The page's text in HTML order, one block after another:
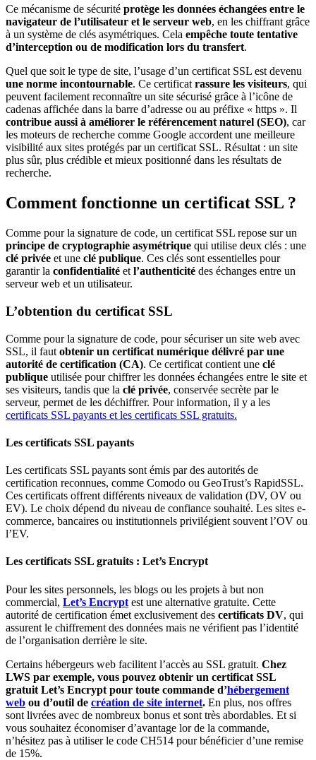
Ce mécanisme de sécurité protège les données échangées entre le
navigateur de l’utilisateur et le serveur web, en les chiffrant grâce
à un système de clés asymétriques. Cela empêche toute tentative
d’interception ou de modification lors du transfert.
Quel que soit le type de site, l’usage d’un certificat SSL est devenu
une norme incontournable. Ce certificat rassure les visiteurs, qui
peuvent facilement reconnaître un site sécurisé grâce à l’icône de
cadenas affichée dans la barre d’adresse ou au préfixe « https ». Il
contribue aussi à améliorer le référencement naturel (SEO), car
les moteurs de recherche comme Google accordent une meilleure
visibilité aux sites protégés par un certificat SSL. Résultat : un site
plus sûr, plus crédible et mieux positionné dans les résultats de
recherche.
Comment fonctionne un certificat SSL ?
Comme pour la signature de code, un certificat SSL repose sur un
principe de cryptographie asymétrique qui utilise deux clés : une
clé privée et une clé publique. Ces clés sont essentielles pour
garantir la confidentialité et l’authenticité des échanges entre un
serveur web et un utilisateur.
L’obtention du certificat SSL
Comme pour la signature de code, pour sécuriser un site web avec
SSL, il faut obtenir un certificat numérique délivré par une
autorité de certification (CA). Ce certificat contient une clé
publique utilisée pour chiffrer les données échangées entre le site et
ses visiteurs, tandis que la clé privée, conservée secrète par le
serveur, permet de les déchiffrer. Pour information, il y a les
certificats SSL payants et les certificats SSL gratuits.
Les certificats SSL payants
Les certificats SSL payants sont émis par des autorités de
certification reconnues, comme Comodo ou GeoTrust’s RapidSSL.
Ces certificats offrent différents niveaux de validation (DV, OV ou
EV). Le choix dépend du niveau de confiance souhaité. Les sites e-
commerce, bancaires ou institutionnels privilégient souvent l’OV ou
l’EV.
Les certificats SSL gratuits : Let’s Encrypt
Pour les sites personnels, les blogs ou les projets à but non
commercial, Let’s Encrypt est une alternative gratuite. Cette
autorité de certification émet exclusivement des certificats DV, qui
assurent le chiffrement des données mais ne vérifient pas l’identité
de l’organisation derrière le site.
Certains hébergeurs web facilitent l’accès au SSL gratuit. Chez
LWS par exemple, vous pouvez obtenir un certificat SSL
gratuit Let’s Encrypt pour toute commande d’hébergement
web ou d’outil de création de site internet. En plus, nos offres
sont livrées avec de nombreux bonus et sont très abordables. Et si
vous souhaitez économiser d’avantage lor de la commande,
n’hésitez pas à utiliser le code CH514 pour bénéficier d’une remise
de 15%.